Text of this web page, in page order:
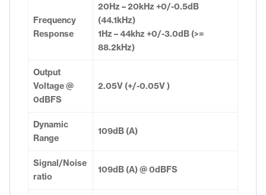
Frequency
Response
20Hz – 20kHz +0/-0.5dB
(44.1kHz)
1Hz – 44khz +0/-3.0dB (>=
88.2kHz)
Output
Voltage @
0dBFS
2.05V (+/-0.05V )
Dynamic
Range
109dB (A)
Signal/Noise
ratio
109dB (A) @ 0dBFS